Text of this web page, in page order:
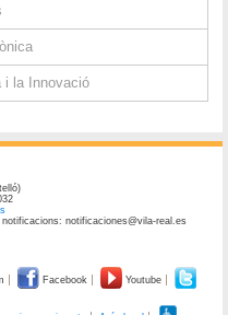
i la Innovació
notificaciones@vila-real.es
Facebook Youtube